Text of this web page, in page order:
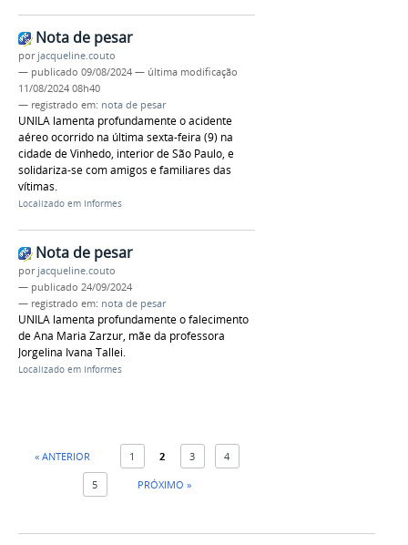
Nota de pesar
por jacqueline.couto
— publicado 09/08/2024 — última modificação
11/08/2024 08h40
— registrado em: nota de pesar
UNILA lamenta profundamente o acidente
aéreo ocorrido na última sexta-feira (9) na
cidade de Vinhedo, interior de São Paulo, e
solidariza-se com amigos e familiares das
vítimas.
Localizado em Informes
Nota de pesar
por jacqueline.couto
— publicado 24/09/2024
— registrado em: nota de pesar
UNILA lamenta profundamente o falecimento
de Ana Maria Zarzur, mãe da professora
Jorgelina Ivana Tallei.
Localizado em Informes
« ANTERIOR 1 2 3 4
5 PRÓXIMO »